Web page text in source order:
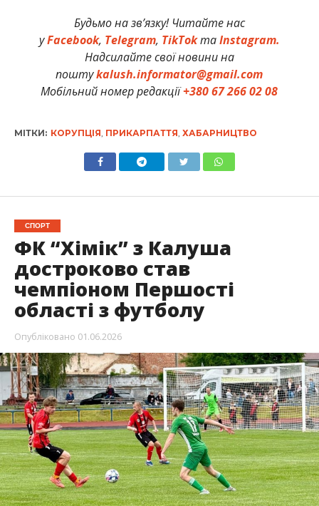
Будьмо на зв’язку! Читайте нас
уFacebook, Telegram, TikTokтаInstagram.
Надсилайте свої новини на
поштуkalush.informator@gmail.com
Мобільний номер редакції+380 67 266 02 08
МІТКИ: КОРУПЦІЯ ПРИКАРПАТТЯ ХАБАРНИЦТВО
СПОРТ
ФК “Хімік” з Калуша
достроково став
чемпіоном Першості
області з футболу
Опубліковано 01.06.2026